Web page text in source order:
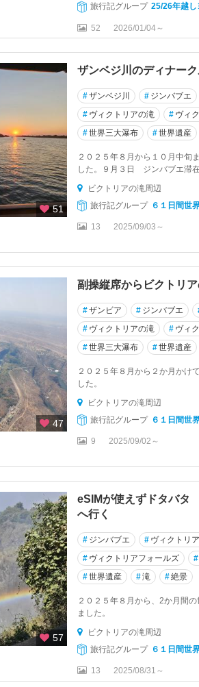
旅行記グループ 25/26年越し
52 2026/01/04～
51
ザンベジ川のディナー
#ザンベジ川 # ジンバブエ
# ヴィクトリアの滝 # ヴィ
#世界三大瀑布 #世界遺産
２０２５年８月から１０月中旬
した。９月３日 ジンバブエ滞在
ビクトリアの滝周辺
旅行記グループ ６１日間世
13 2025/09/03～
47
副操縦席からビクトリ
#ザンビア # ジンバブエ
# ヴィクトリアの滝 # ヴィ
#世界三大瀑布 #世界遺産
２０２５年８月から２か月かけ
した。
ビクトリアの滝周辺
旅行記グループ ６１日間世
9 2025/09/02～
57
eSIMが使えずドタバ
へ行く
# ジンバブエ # ヴィクトリ
# ヴィクトリアフォールズ #
#世界遺産 #滝 #絶景
２０２５年８月から、2か月間
ました。
ビクトリアの滝周辺
旅行記グループ ６１日間世
13 2025/08/31～